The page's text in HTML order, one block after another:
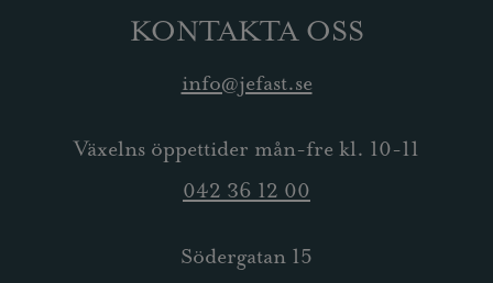
KONTAKTA OSS
info@jefast.se
Växelns öppettider mån-fre kl. 10-11
042 36 12 00
Södergatan 15